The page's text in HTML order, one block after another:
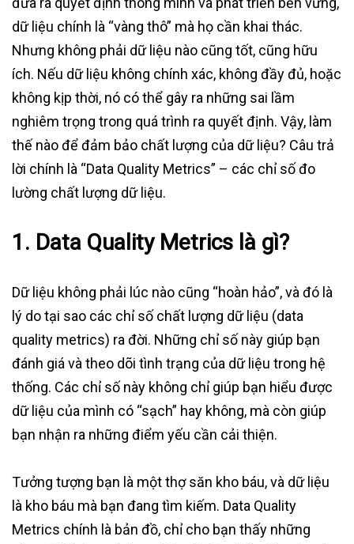
dữ liệu chính là “vàng thô” mà họ cần khai thác.
Nhưng không phải dữ liệu nào cũng tốt, cũng hữu
ích. Nếu dữ liệu không chính xác, không đầy đủ, hoặc
không kịp thời, nó có thể gây ra những sai lầm
nghiêm trọng trong quá trình ra quyết định. Vậy, làm
thế nào để đảm bảo chất lượng của dữ liệu? Câu trả
lời chính là “Data Quality Metrics” – các chỉ số đo
lường chất lượng dữ liệu.
1. Data Quality Metrics là gì?
Dữ liệu không phải lúc nào cũng “hoàn hảo”, và đó là
lý do tại sao các chỉ số chất lượng dữ liệu (data
quality metrics) ra đời. Những chỉ số này giúp bạn
đánh giá và theo dõi tình trạng của dữ liệu trong hệ
thống. Các chỉ số này không chỉ giúp bạn hiểu được
dữ liệu của mình có “sạch” hay không, mà còn giúp
bạn nhận ra những điểm yếu cần cải thiện.
Tưởng tượng bạn là một thợ săn kho báu, và dữ liệu
là kho báu mà bạn đang tìm kiếm. Data Quality
Metrics chính là bản đồ, chỉ cho bạn thấy những